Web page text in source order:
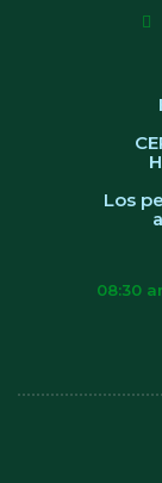
Los
08:30